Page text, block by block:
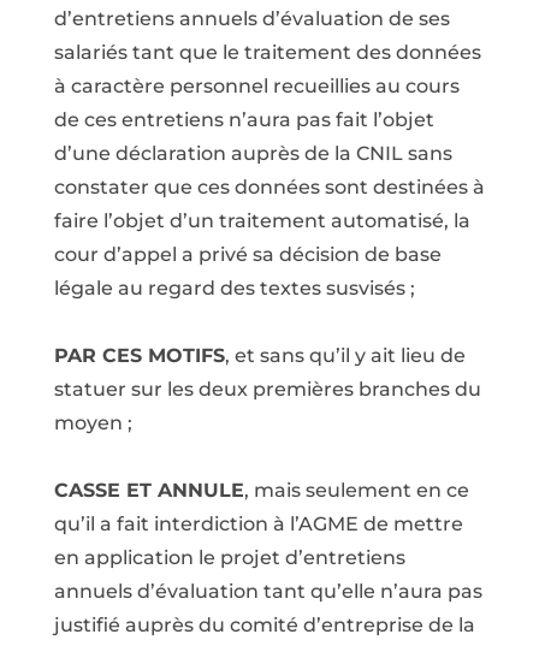
d’entretiens annuels d’évaluation de ses
salariés tant que le traitement des données
à caractère personnel recueillies au cours
de ces entretiens n’aura pas fait l’objet
d’une déclaration auprès de la CNIL sans
constater que ces données sont destinées à
faire l’objet d’un traitement automatisé, la
cour d’appel a privé sa décision de base
légale au regard des textes susvisés ;
PAR CES MOTIFS, et sans qu’il y ait lieu de
statuer sur les deux premières branches du
moyen ;
CASSE ET ANNULE, mais seulement en ce
qu’il a fait interdiction à l’AGME de mettre
en application le projet d’entretiens
annuels d’évaluation tant qu’elle n’aura pas
justifié auprès du comité d’entreprise de la